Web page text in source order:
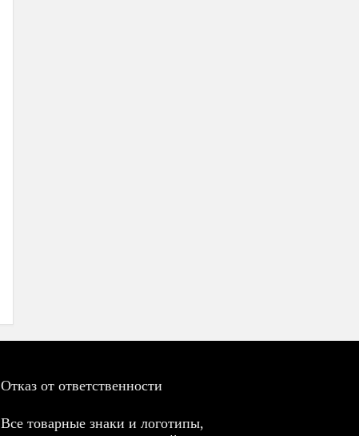
Отказ от ответственности
Все товарные знаки и логотипы,